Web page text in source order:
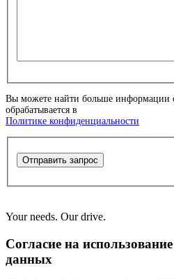
Вы можете найти больше информации
обрабатывается в
Политике конфиденциальности
Отправить запрос
Your needs. Our drive.
Согласие на
данных